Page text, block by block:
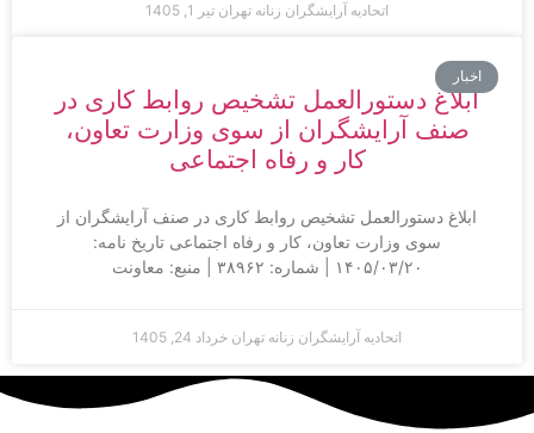
اتحادیه آرایشگران زنانه تهران تیر 1, 1405
اخبار
ابلاغ دستورالعمل تشخیص روابط کاری در
صنف آرایشگران از سوی وزارت تعاون،
کار و رفاه اجتماعی
ابلاغ دستورالعمل تشخیص روابط کاری در صنف آرایشگران از
سوی وزارت تعاون، کار و رفاه اجتماعی تاریخ نامه:
۱۴۰۵/۰۳/۲۰ | شماره: ۳۸۹۶۲ | منبع: معاونت
اتحادیه آرایشگران زنانه تهران خرداد 24, 1405